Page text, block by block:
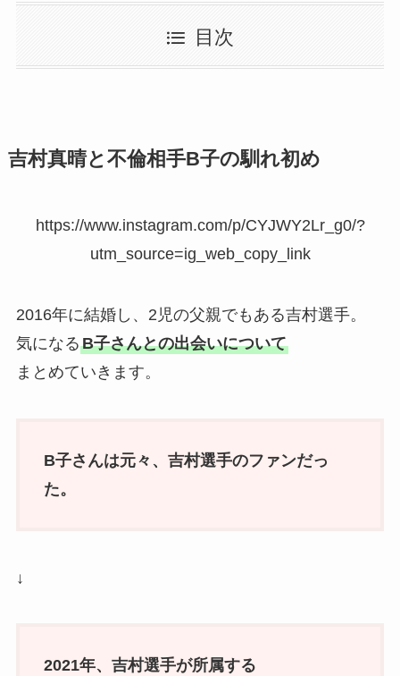
目次
吉村真晴と不倫相手B子の馴れ初め
https://www.instagram.com/p/CYJWY2Lr_g0/?
utm_source=ig_web_copy_link
2016年に結婚し、2児の父親でもある吉村選手。
気になるB子さんとの出会いについて
まとめていきます。
B子さんは元々、吉村選手のファンだっ
た。
↓
2021年、吉村選手が所属する